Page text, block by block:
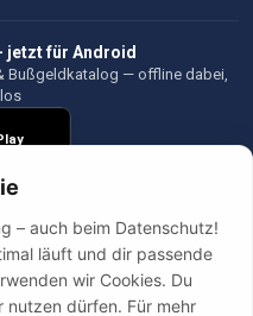
jetzt für Android
Bußgeldkatalog — offline dabei,
– auch beim Datenschutz!
läuft und dir passende
wir Cookies. Du
nutzen dürfen. Für mehr